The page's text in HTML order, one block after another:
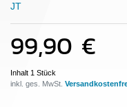
JT
99,90 €
Inhalt 1 Stück
inkl. ges. MwSt.